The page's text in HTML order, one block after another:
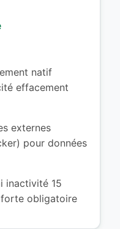
natif
effacement
externes
pour données
inactivité 15
forte obligatoire